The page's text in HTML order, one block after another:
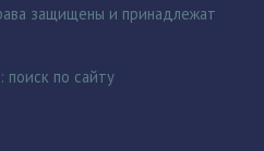
защищены и принадлежат
поиск по сайту